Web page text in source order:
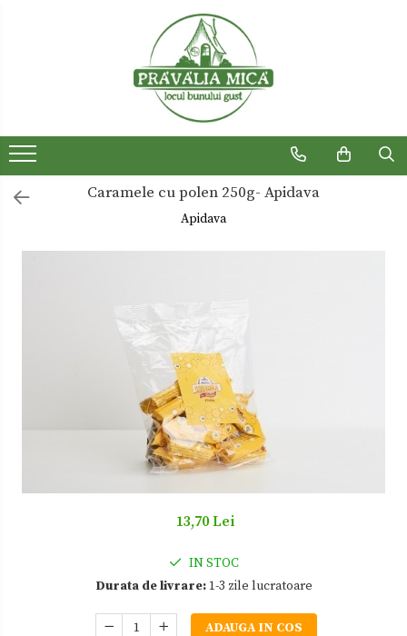
Dulceturi fara zahar
Dulciuri de casaCaramele cu polen 250g- Apidava
Apidava
13,70 Lei
IN STOC
Durata de livrare:1-3 zile lucratoare
ADAUGA IN COS